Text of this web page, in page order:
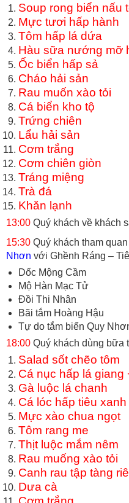
Soup rong biển nấu
Mực tươi hấp hành
Tôm hấp lá dứa
Hàu sữa nướng mỡ
Ốc biển hấp sả
Cháo hải sản
Rau muốn xào tỏi
Cá biển kho tộ
Trứng chiên
Lẩu hải sản
Cơm trắng
Cơm chiên giòn
Tráng miệng
Trà đá
Khăn lạnh
13:00 Quý khách về khách
15:30 Quý khách tham
Nhơn với Ghềnh Ráng –
Dốc Mộng Cầm
Mộ Hàn Mạc Tử
Đồi Thi Nhân
Bãi tắm Hoàng Hậu
Tự do tắm biển Quy
18:00 Quý khách dùng bữa
Salad sốt chẽo tôm
Cá nục hấp lá giang
Gà luộc lá chanh
Cá lóc hấp tiêu xanh
Mực xào chua ngọt
Tôm rang me
Thịt luộc mắm nêm
Rau muống xào tỏi
Canh rau tập tàng
Dưa cà